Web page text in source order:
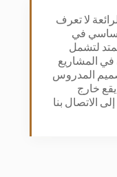
لا تعرف
أساسي في
لتشمل
في المشاريع
المدروس
خارج
الاتصال بنا